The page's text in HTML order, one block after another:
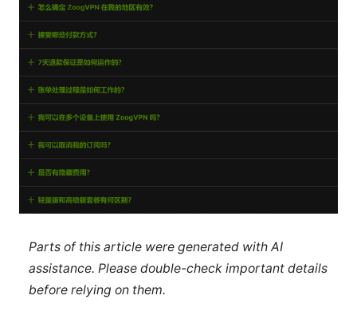
Parts of this article were generated with AI
assistance. Please double-check important details
before relying on them.